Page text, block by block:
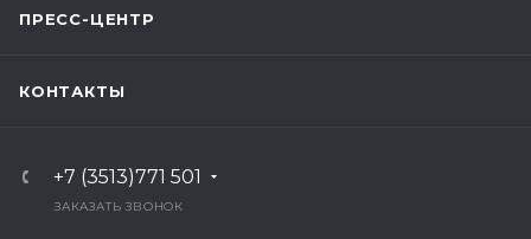
ПРЕСС-ЦЕНТР
КОНТАКТЫ
+7 (3513)771 501
ЗАКАЗАТЬ ЗВОНОК